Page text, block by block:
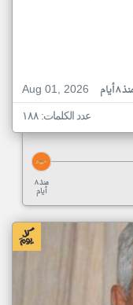
Aug 01, 2026
٨ أيام
عدد الكلمات: ١٨٨
منذ ٨
أيام